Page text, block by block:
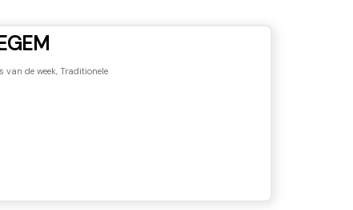
van de week, Traditionele